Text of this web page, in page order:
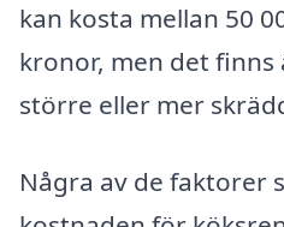
kan kosta mellan 50
kronor, men det
större eller mer
Några av de faktorer